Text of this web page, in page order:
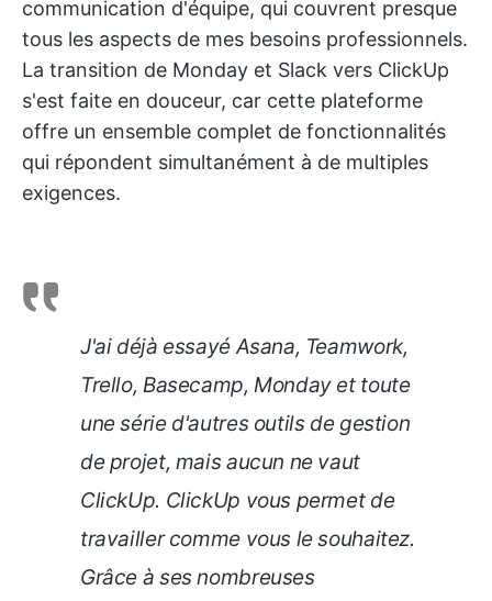
communication d'équipe, qui couvrent presque
tous les aspects de mes besoins professionnels.
La transition de Monday et Slack vers ClickUp
s'est faite en douceur, car cette plateforme
offre un ensemble complet de fonctionnalités
qui répondent simultanément à de multiples
exigences.
J'ai déjà essayé Asana, Teamwork,
Trello, Basecamp, Monday et toute
une série d'autres outils de gestion
de projet, mais aucun ne vaut
ClickUp. ClickUp vous permet de
travailler comme vous le souhaitez.
Grâce à ses nombreuses